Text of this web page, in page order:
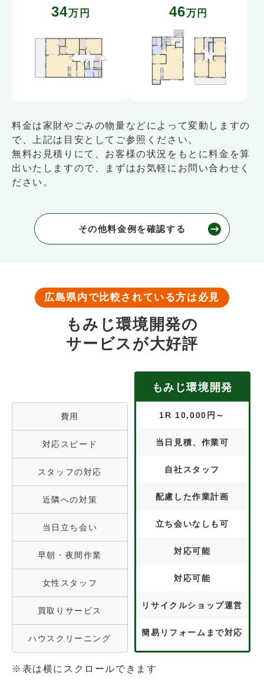
34万円 46万円
料金は家財やごみの物量などによって変動しますの
で、上記は目安としてご参照ください。
無料お見積りにて、お客様の状況をもとに料金を算
出いたしますので、まずはお気軽にお問い合わせく
ださい。
その他料金例を確認する
広島県内で比較されている方は必見
もみじ環境開発の
サービスが大好評
費用
対応スピード
スタッフの対応
近隣への対策
当日立ち会い
早朝・夜間作業
女性スタッフ
買取りサービス
ハウスクリーニング
もみじ環境開発
1R 10,000円～
当日見積、作業可
自社スタッフ
配慮した作業計画
立ち会いなしも可
対応可能
対応可能
リサイクルショップ運営
簡易リフォームまで対応
※表は横にスクロールできます